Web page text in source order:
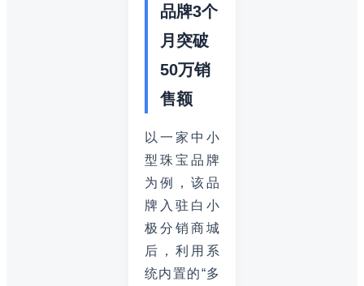
品牌3个
月突破
50万销
售额
以一家中小
型珠宝品牌
为例，该品
牌入驻白小
极分销商城
后，利用系
统内置的“多